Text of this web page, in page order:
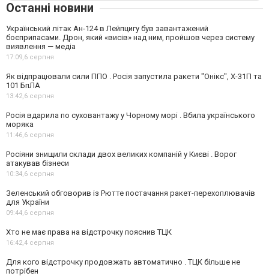
Останні новини
Український літак Ан-124 в Лейпцигу був завантажений
боєприпасами. Дрон, який «висів» над ним, пройшов через систему
виявлення — медіа
17:09,6 серпня
Як відпрацювали сили ППО . Росія запустила ракети "Онікс", Х-31П та
101 БпЛА
13:42,6 серпня
Росія вдарила по суховантажу у Чорному морі . Вбила українського
моряка
11:46,6 серпня
Росіяни знищили склади двох великих компаній у Києві . Ворог
атакував бізнеси
10:34,6 серпня
Зеленський обговорив із Рютте постачання ракет-перехоплювачів
для України
09:44,6 серпня
Хто не має права на відстрочку пояснив ТЦК
16:42,4 серпня
Для кого відстрочку продовжать автоматично . ТЦК більше не
потрібен